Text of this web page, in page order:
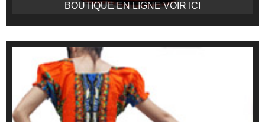
BOUTIQUE EN LIGNE VOIR ICI